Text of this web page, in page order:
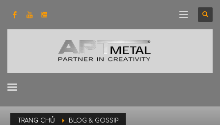
TRANG CHỦ BLOG & GOSSIP